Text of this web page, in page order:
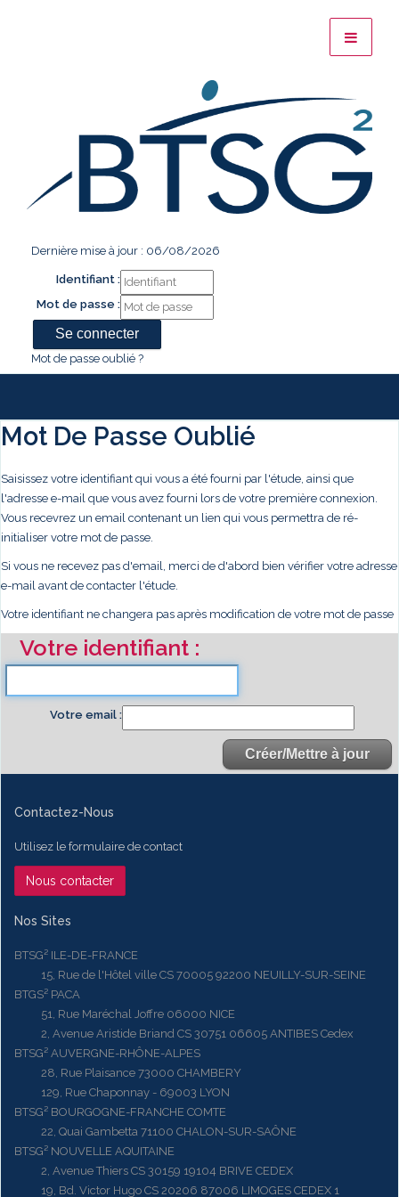
Dernière mise à jour : 06/08/2026
Identifiant :
Mot de passe :
Mot de passe oublié ?
Mot De Passe Oublié
Saisissez votre identifiant qui vous a été fourni par l'étude, ainsi que
l'adresse e-mail que vous avez fourni lors de votre première connexion.
Vous recevrez un email contenant un lien qui vous permettra de ré-
initialiser votre mot de passe.
Si vous ne recevez pas d'email, merci de d'abord bien vérifier votre adresse
e-mail avant de contacter l'étude.
Votre identifiant ne changera pas après modification de votre mot de passe
Votre identifiant
Votre email
Contactez-Nous
Utilisez le formulaire de contact
Nous contacter
Nos Sites
BTSG² ILE-DE-FRANCE
15, Rue de l'Hôtel ville CS 70005 92200 NEUILLY-SUR-SEINE
BTGS² PACA
51, Rue Maréchal Joffre 06000 NICE
2, Avenue Aristide Briand CS 30751 06605 ANTIBES Cedex
BTSG² AUVERGNE-RHÔNE-ALPES
28, Rue Plaisance 73000 CHAMBERY
129, Rue Chaponnay - 69003 LYON
BTSG² BOURGOGNE-FRANCHE COMTE
22, Quai Gambetta 71100 CHALON-SUR-SAÔNE
BTSG² NOUVELLE AQUITAINE
2, Avenue Thiers CS 30159 19104 BRIVE CEDEX
19, Bd. Victor Hugo CS 20206 87006 LIMOGES CEDEX 1